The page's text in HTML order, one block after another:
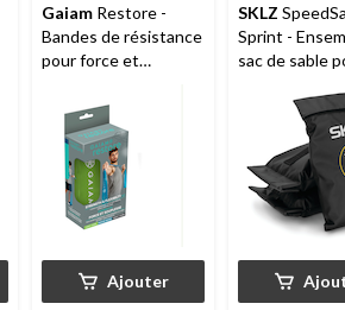
Gaiam Restore -
Bandes de résistance
pour force et
Ajouter
SKLZ
Sprint -
sac de sable